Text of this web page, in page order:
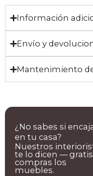
Información
Envío y
Mantenimiento
¿No sabes si
en tu casa?
Nuestros
te lo dicen —
compras los
muebles.